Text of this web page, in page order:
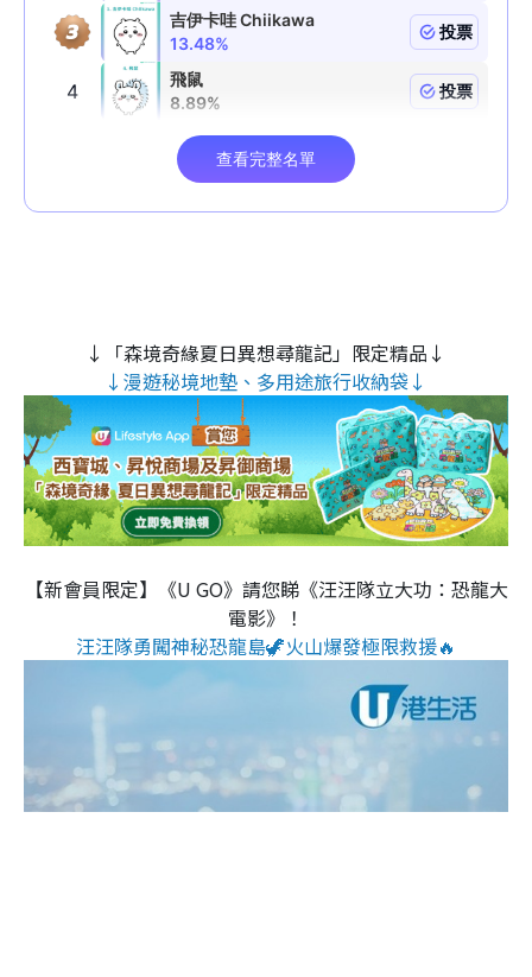
↓「森境奇緣夏日異想尋龍記」限定精品↓
↓漫遊秘境地墊、多用途旅行收納袋↓
【新會員限定】《U GO》請您睇《汪汪隊立大功：恐龍大
電影》！
汪汪隊勇闖神秘恐龍島🦖火山爆發極限救援🔥